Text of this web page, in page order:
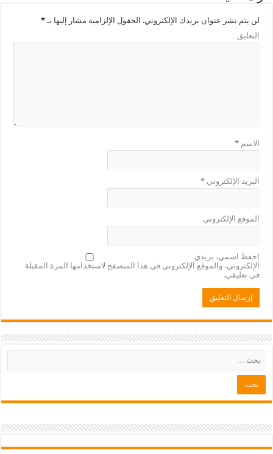
لن يتم نشر عنوان بريدك الإلكتروني. الحقول الإلزامية مشار إليها بـ*
التعليق
الاسم*
البريد الإلكتروني*
الموقع الإلكتروني
احفظ اسمي، بريدي
الإلكتروني، والموقع الإلكتروني في هذا المتصفح لاستخدامها المرة المقبلة
في تعليقي.